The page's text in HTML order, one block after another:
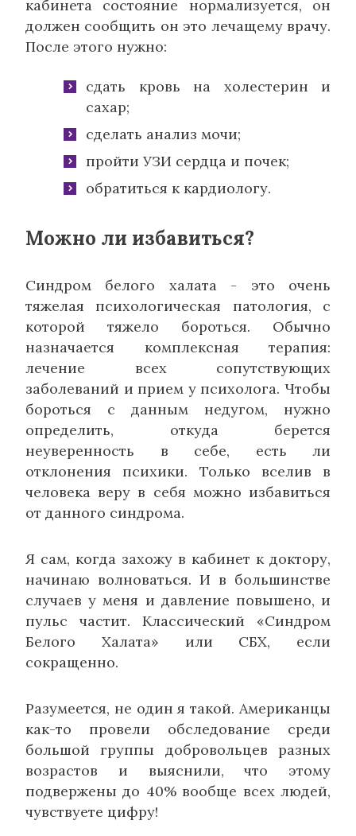
кабинета состояние нормализуется, он
должен сообщить он это лечащему врачу.
После этого нужно:
сдать кровь на холестерин и
сахар;
сделать анализ мочи;
пройти УЗИ сердца и почек;
обратиться к кардиологу.
Можно ли избавиться?
Синдром белого халата - это очень
тяжелая психологическая патология, с
которой тяжело бороться. Обычно
назначается комплексная терапия:
лечение всех сопутствующих
заболеваний и прием у психолога. Чтобы
бороться с данным недугом, нужно
определить, откуда берется
неуверенность в себе, есть ли
отклонения психики. Только вселив в
человека веру в себя можно избавиться
от данного синдрома.
Я сам, когда захожу в кабинет к доктору,
начинаю волноваться. И в большинстве
случаев у меня и давление повышено, и
пульс частит. Классический «Синдром
Белого Халата» или СБХ, если
сокращенно.
Разумеется, не один я такой. Американцы
как-то провели обследование среди
большой группы добровольцев разных
возрастов и выяснили, что этому
подвержены до 40% вообще всех людей,
чувствуете цифру!